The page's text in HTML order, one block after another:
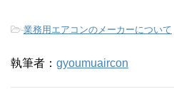
-業務用エアコンのメーカーについて
執筆者： gyoumuaircon